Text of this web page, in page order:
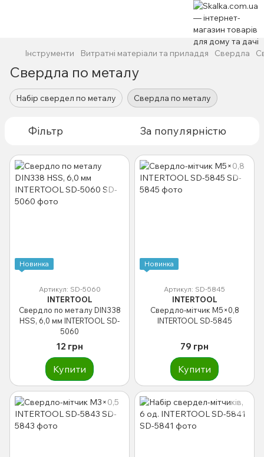
Інструменти Витратні матеріали та приладдя Свердла
Свердла по металу
Набір свердел по металу Свердла по металу
Фільтр За популярністю
Новинка
Артикул: SD-5060
INTERTOOL
Свердло по металу DIN338
HSS, 6,0 мм INTERTOOL SD-
5060
12 грн
Купити
Новинка
Артикул: SD-5845
INTERTOOL
Свердло-мітчик M5×0,8
INTERTOOL SD-5845
79 грн
Купити